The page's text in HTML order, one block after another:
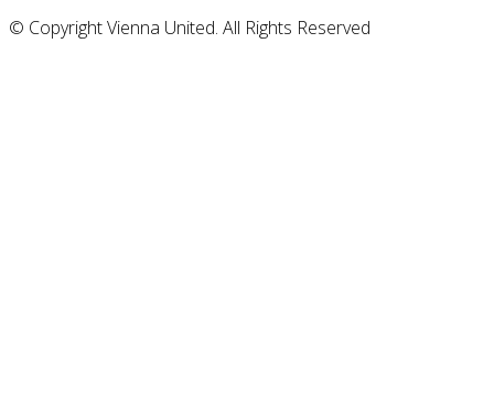
© Copyright Vienna United. All Rights Reserved